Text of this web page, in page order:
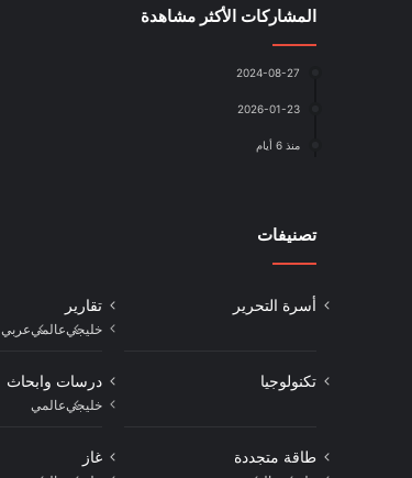
المشاركات الأكثر مشاهدة
2024-08-27
2026-01-23
منذ 6 أيام
تصنيفات
أسرة التحرير تقارير
خليجيعالميعربي
تكنولوجيا درسات وابحاث
خليجيعالمي
طاقة متجددة غاز